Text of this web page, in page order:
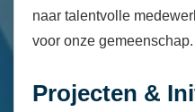
naar talentvolle
voor onze gemeenschap.
Projecten &